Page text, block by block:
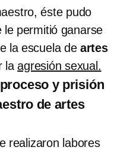
éste pudo
le permitió ganarse
la escuela deartes
laagresión sexual.
y prisión
de artes
realizaron labores